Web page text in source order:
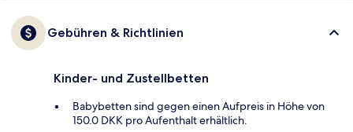
Gebühren & Richtlinien
Kinder- und Zustellbetten
Babybetten sind gegen einen Aufpreis in Höhe von
150.0 DKK pro Aufenthalt erhältlich.